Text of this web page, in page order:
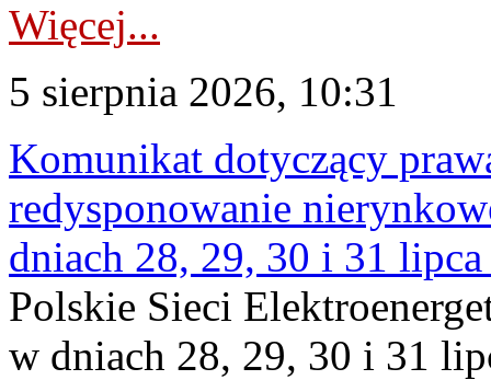
Więcej...
5 sierpnia 2026, 10:31
Komunikat dotyczący
redysponowanie
dniach 28, 29, 30 i 31
Polskie Sieci
w dniach 28, 29, 30 i 31